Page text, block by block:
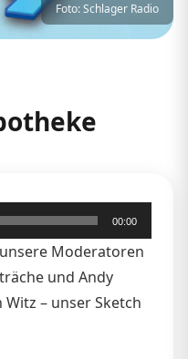
Foto: Schlager Radio
00:00
Moderatoren
und Andy
– unser Sketch